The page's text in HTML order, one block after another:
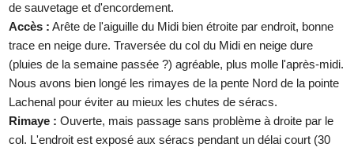
de sauvetage et d'encordement.
Accès : Arête de l'aiguille du Midi bien étroite par endroit, bonne
trace en neige dure. Traversée du col du Midi en neige dure
(pluies de la semaine passée ?) agréable, plus molle l'après-midi.
Nous avons bien longé les rimayes de la pente Nord de la pointe
Lachenal pour éviter au mieux les chutes de séracs.
Rimaye : Ouverte, mais passage sans problème à droite par le
col. L'endroit est exposé aux séracs pendant un délai court (30